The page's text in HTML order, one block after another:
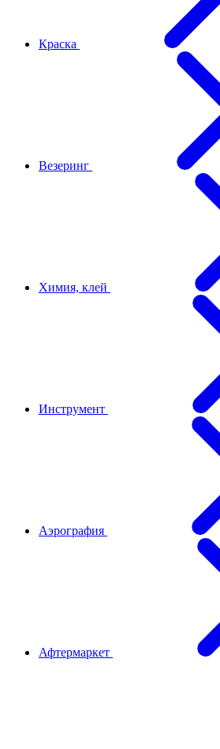
Краска
Везеринг
Химия, клей
Инструмент
Аэрография
Афтермаркет